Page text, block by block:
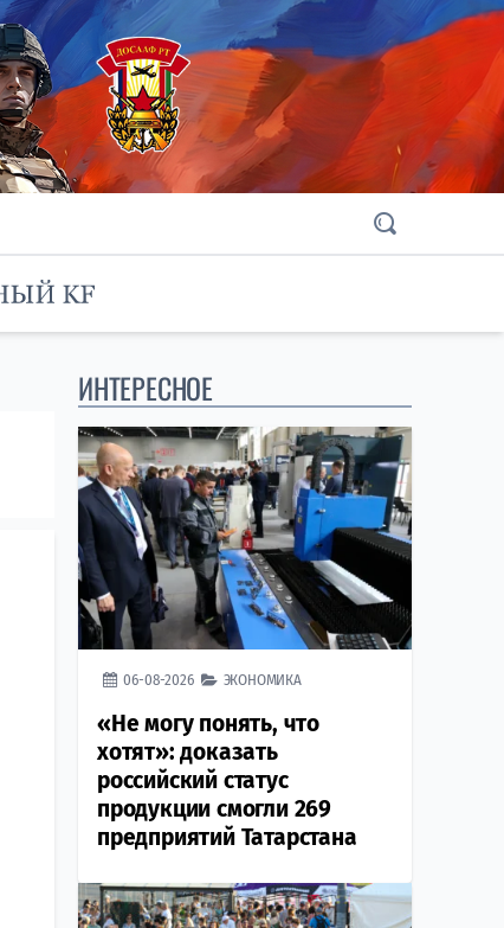
ИНТЕРЕСНОЕ
06-08-2026 ЭКОНОМИКА
«Не могу понять, что
хотят»: доказать
российский статус
продукции смогли 269
предприятий Татарстана